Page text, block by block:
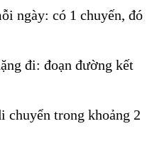
ngày: có 1 chuyến, đó
đi: đoạn đường kết
chuyển trong khoảng 2